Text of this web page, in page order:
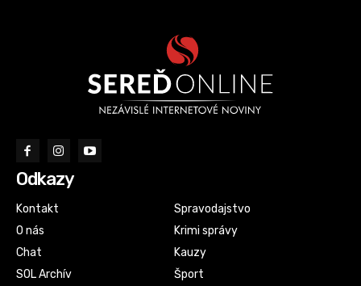
Odkazy
Kontakt
O nás
Chat
SOL Archív
Spravodajstvo
Krimi správy
Kauzy
Šport